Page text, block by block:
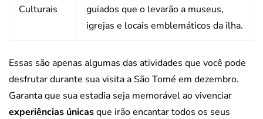
Culturais
guiados que o levarão a museus,
igrejas e locais emblemáticos da ilha.
Essas são apenas algumas das atividades que você pode
desfrutar durante sua visita a São Tomé em dezembro.
Garanta que sua estadia seja memorável ao vivenciar
experiências únicasque irão encantar todos os seus